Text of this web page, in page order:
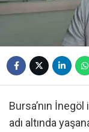
Bursa’nın
adı altında